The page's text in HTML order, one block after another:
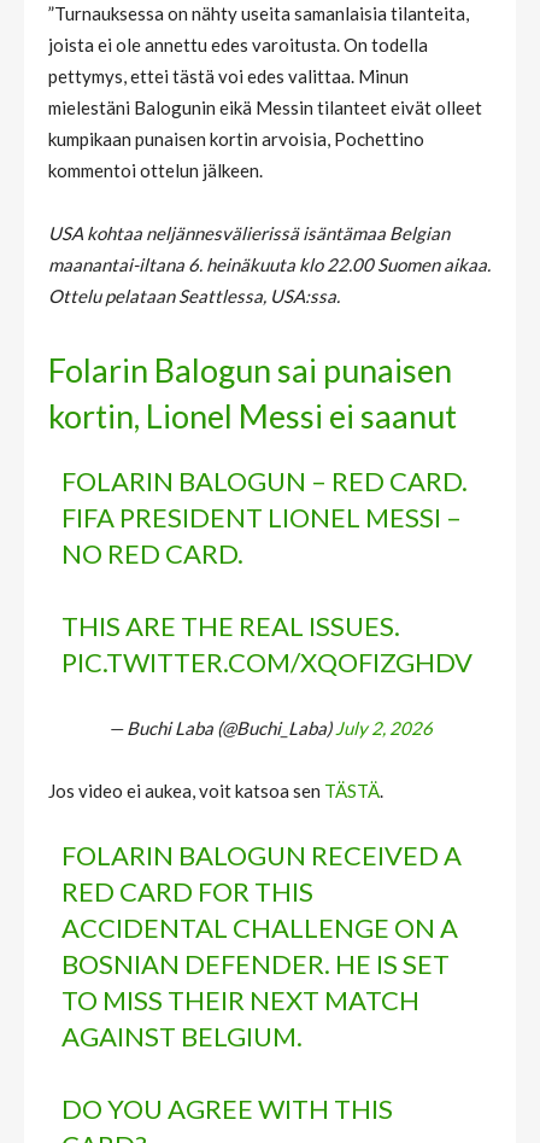
”Turnauksessa on nähty useita samanlaisia tilanteita,
joista ei ole annettu edes varoitusta. On todella
pettymys, ettei tästä voi edes valittaa. Minun
mielestäni Balogunin eikä Messin tilanteet eivät olleet
kumpikaan punaisen kortin arvoisia, Pochettino
kommentoi ottelun jälkeen.
USA kohtaa neljännesvälierissä isäntämaa Belgian
maanantai-iltana 6. heinäkuuta klo 22.00 Suomen aikaa.
Ottelu pelataan Seattlessa, USA:ssa.
Folarin Balogun sai punaisen
kortin, Lionel Messi ei saanut
FOLARIN BALOGUN – RED CARD.
FIFA PRESIDENT LIONEL MESSI –
NO RED CARD.
THIS ARE THE REAL ISSUES.
PIC.TWITTER.COM/XQOFIZGHDV
— Buchi Laba (@Buchi_Laba)July 2, 2026
Jos video ei aukea, voit katsoa sen TÄSTÄ.
FOLARIN BALOGUN RECEIVED A
RED CARD FOR THIS
ACCIDENTAL CHALLENGE ON A
BOSNIAN DEFENDER. HE IS SET
TO MISS THEIR NEXT MATCH
AGAINST BELGIUM.
DO YOU AGREE WITH THIS